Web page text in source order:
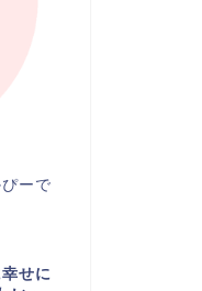
ーで
せに